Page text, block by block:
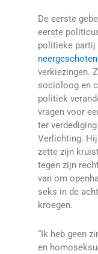
De eerste
eerste
politieke partij
neergeschoten
verkiezingen.
socioloog en
politiek
vragen voor
ter
Verlichting.
zette zijn
tegen zijn
van om
seks in de
kroegen.
“Ik heb geen
en